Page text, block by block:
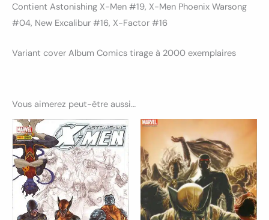
Contient Astonishing X-Men #19, X-Men Phoenix Warsong
#04, New Excalibur #16, X-Factor #16
Variant cover Album Comics tirage à 2000 exemplaires
Vous aimerez peut-être aussi…